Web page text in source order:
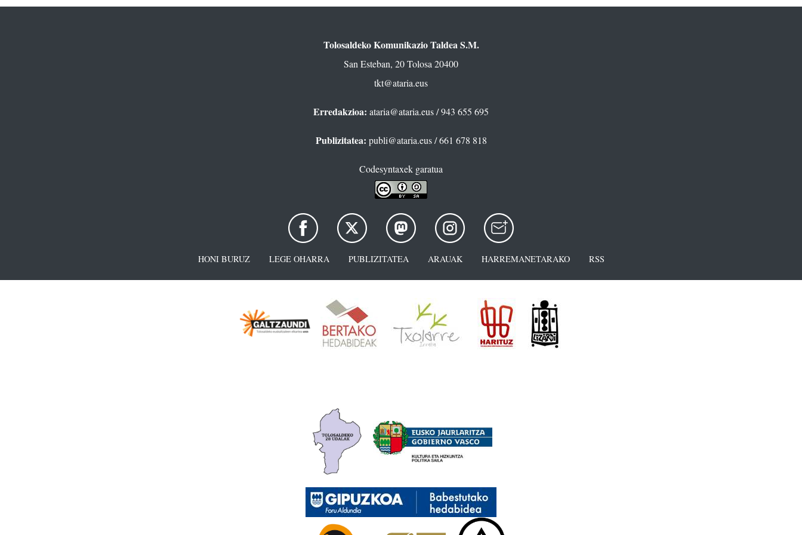
Tolosaldeko Komunikazio Taldea S.M.
San Esteban, 20 Tolosa 20400
tkt@ataria.eus
Erredakzioa: ataria@ataria.eus/ 943 655 695
Publizitatea: publi@ataria.eus/ 661 678 818
Codesyntaxek garatua
HONI BURUZ LEGE OHARRA PUBLIZITATEA ARAUAK HARREMANETARAKO RSS